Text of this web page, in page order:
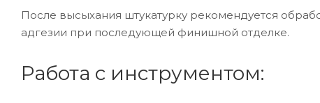
После высыхания штукатурку рекомендуется
адгезии при последующей финишной отделке.
Работа с инструментом: